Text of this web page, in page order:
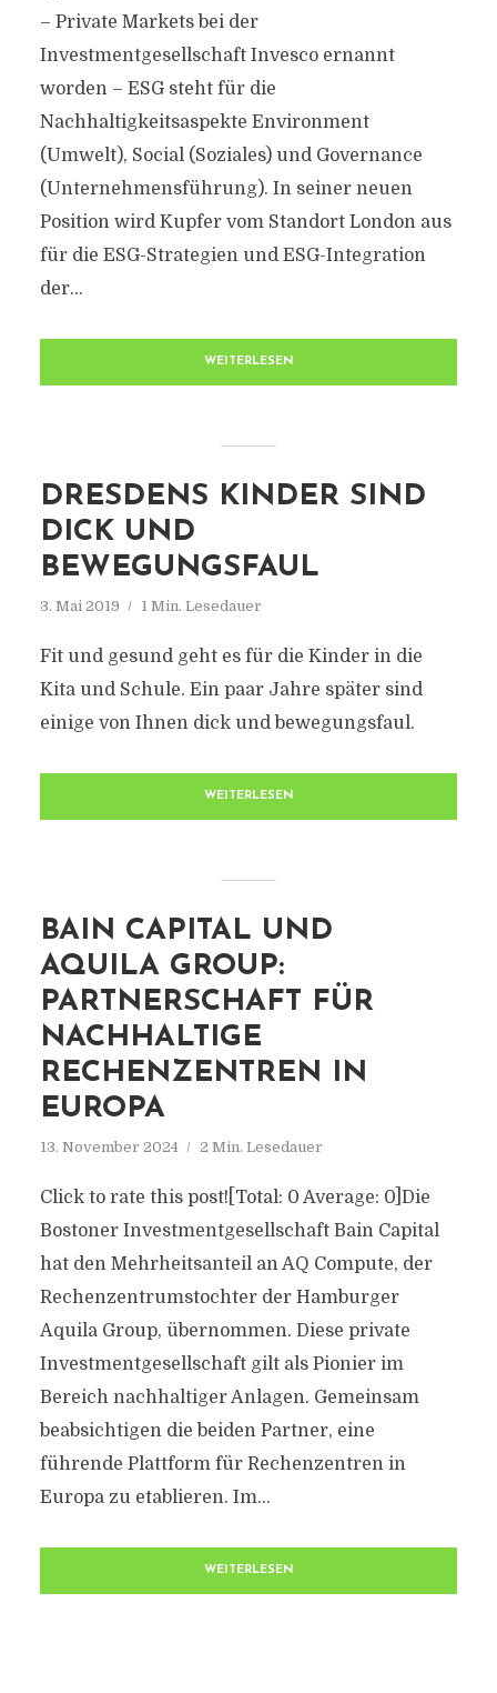
– Private Markets bei der
Investmentgesellschaft Invesco ernannt
worden – ESG steht für die
Nachhaltigkeitsaspekte Environment
(Umwelt), Social (Soziales) und Governance
(Unternehmensführung). In seiner neuen
Position wird Kupfer vom Standort London aus
für die ESG-Strategien und ESG-Integration
der...
WEITERLESEN
DRESDENS KINDER SIND
DICK UND
BEWEGUNGSFAUL
3. Mai 2019 1 Min. Lesedauer
Fit und gesund geht es für die Kinder in die
Kita und Schule. Ein paar Jahre später sind
einige von Ihnen dick und bewegungsfaul.
WEITERLESEN
BAIN CAPITAL UND
AQUILA GROUP:
PARTNERSCHAFT FÜR
NACHHALTIGE
RECHENZENTREN IN
EUROPA
13. November 2024 2 Min. Lesedauer
Click to rate this post![Total: 0 Average: 0]Die
Bostoner Investmentgesellschaft Bain Capital
hat den Mehrheitsanteil an AQ Compute, der
Rechenzentrumstochter der Hamburger
Aquila Group, übernommen. Diese private
Investmentgesellschaft gilt als Pionier im
Bereich nachhaltiger Anlagen. Gemeinsam
beabsichtigen die beiden Partner, eine
führende Plattform für Rechenzentren in
Europa zu etablieren. Im...
WEITERLESEN